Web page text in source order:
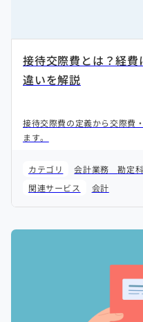
接待交際費とは？経
違いを解説
接待交際費の定義から交際費
ます。
カテゴリ 会計業務 勘定
関連サービス
会計